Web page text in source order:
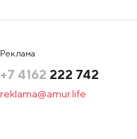
Реклама
+7 4162 222 742
reklama@amur.life